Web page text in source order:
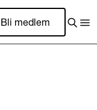
Bli medlem